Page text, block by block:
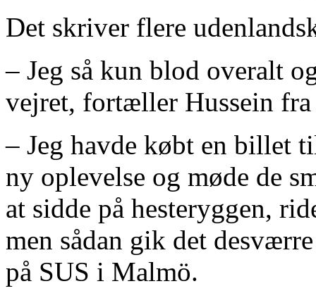
Det skriver flere
– Jeg så kun blod overalt
vejret, fortæller Hussein
– Jeg havde købt en billet
ny oplevelse og møde de
at sidde på hesteryggen,
men sådan gik det
på SUS i Malmö.